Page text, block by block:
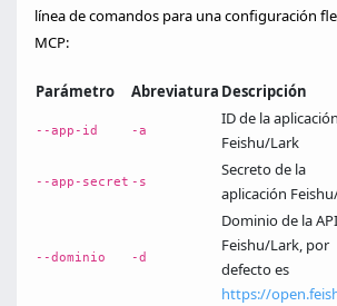
línea de comandos para una configuración
MCP:
Parámetro Abreviatura Descripción
--app-id -a
ID de la aplicación
Feishu/Lark
--app-secret -s
Secreto de la
aplicación
--dominio -d
Dominio de la
Feishu/Lark, por
defecto es
https://